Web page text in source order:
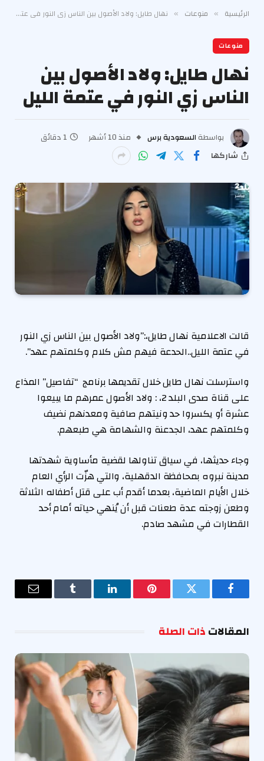
الرئيسية » منوعات » نهال طايل: ولاد الأصول بين الناس زي النور في عتمة الليل
منوعات
نهال طايل: ولاد الأصول بين
الناس زي النور في عتمة الليل
بواسطة السعودية برس منذ 10 أشهر
1 دقائق
شاركها
قالت الاعلامية نهال طايل،:”ولاد الأصول بين الناس زي النور
في عتمة الليل..الحدعة فيهم مش كلام وكلمتهم عهد”.
واسترسلت نهال طايل خلال تقديمها برنامج “تفاصيل” المذاع
على قناة صدى البلد 2، : ولاد الأصول عمرهم ما يبيعوا
عشرة أو يكسروا حد ونيتهم صافية ومعدنهم نضيف
وكلمتهم عهد، الجدعنة والشهامة هي طبعهم.
وجاء حديثها، في سياق تناولها لقضية مأساوية شهدتها
مدينة نبروه بمحافظة الدقهلية، والتي هزّت الرأي العام
خلال الأيام الماضية، بعدما أقدم أب على قتل أطفاله الثلاثة
وطعن زوجته عدة طعنات قبل أن يُنهي حياته أمام أحد
القطارات في مشهد صادم.
فيسبوك تويتر بينتيريستلينكدإن Tumblr
البريد
المقالاتذات الصلة